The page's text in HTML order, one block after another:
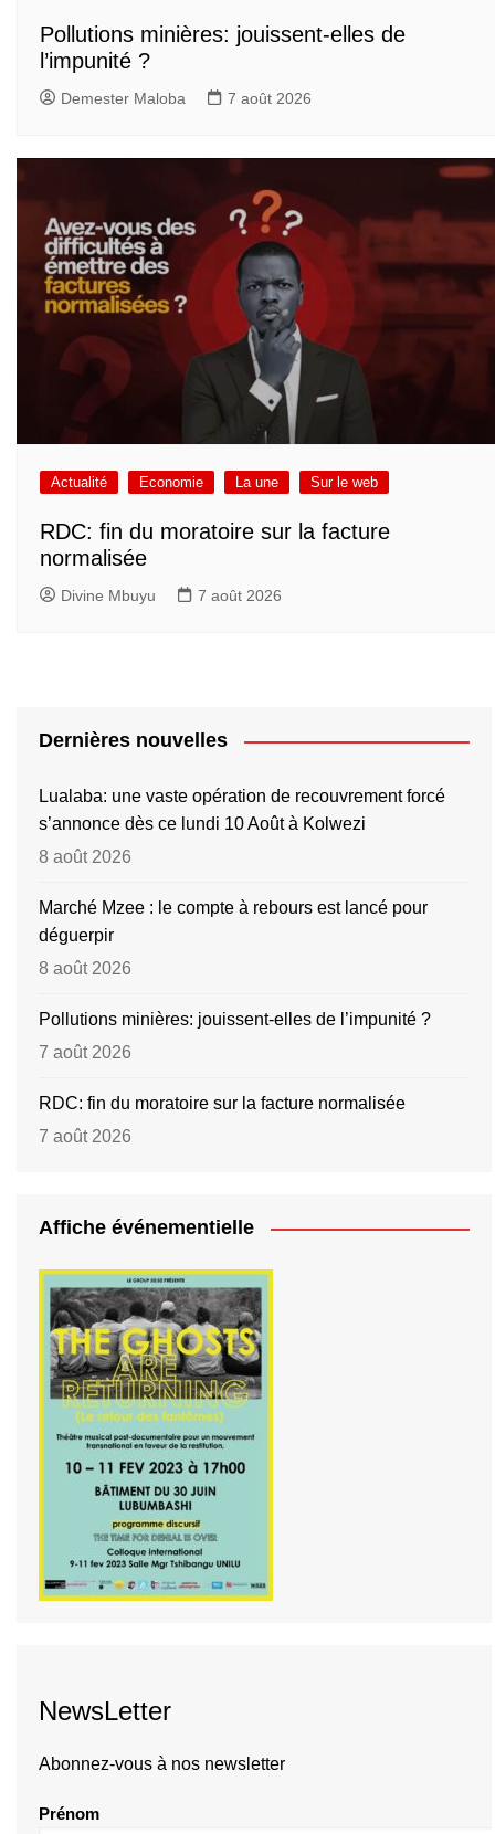
Pollutions minières: jouissent-elles de
l’impunité ?
Demester Maloba 7 août 2026
Actualité Economie La une Sur le web
RDC: fin du moratoire sur la facture
normalisée
Divine Mbuyu 7 août 2026
Dernières nouvelles
Lualaba: une vaste opération de recouvrement forcé
s’annonce dès ce lundi 10 Août à Kolwezi
8 août 2026
Marché Mzee : le compte à rebours est lancé pour
déguerpir
8 août 2026
Pollutions minières: jouissent-elles de l’impunité ?
7 août 2026
RDC: fin du moratoire sur la facture normalisée
7 août 2026
Affiche événementielle
NewsLetter
Abonnez-vous à nos newsletter
Prénom